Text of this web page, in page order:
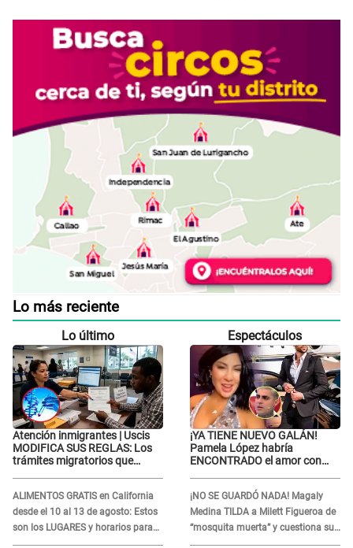
Lo más reciente
Lo último
Atención inmigrantes | Uscis
MODIFICA SUS REGLAS: Los
trámites migratorios que
ALIMENTOS GRATIS en California
desde el 10 al 13 de agosto: Estos
son los LUGARES y horarios para
recibir la ayuda
Espectáculos
¡YA TIENE NUEVO GALÁN!
Pamela López habría
ENCONTRADO el amor con
¡NO SE GUARDÓ NADA! Magaly
Medina TILDA a Milett Figueroa de
“mosquita muerta” y cuestiona su
RECONCILIACIÓN con Marcelo